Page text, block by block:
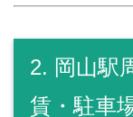
2. 岡山駅
賃・駐車